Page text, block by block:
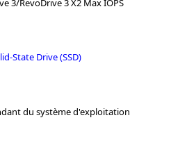
3/RevoDrive 3 X2 Max IOPS
State Drive (SSD)
du système d'exploitation